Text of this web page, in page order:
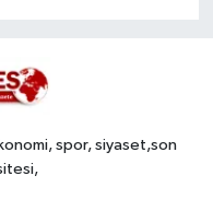
spor, siyaset,son